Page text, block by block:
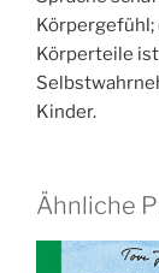
Körperteile
Kinder.
Ähnliche